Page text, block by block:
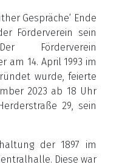
Gespräche‘ Ende
Förderverein sein
Förderverein
am 14. April 1993 im
wurde, feierte
2023 ab 18 Uhr
29, sein
der 1897 im
Diese war